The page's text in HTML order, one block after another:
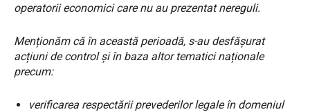
operatorii economici care nu au prezentat nereguli.
Menționăm că în această perioadă, s-au desfășurat
acțiuni de control și în baza altor tematici naționale
precum:
verificarea respectării prevederilor legale în domeniul